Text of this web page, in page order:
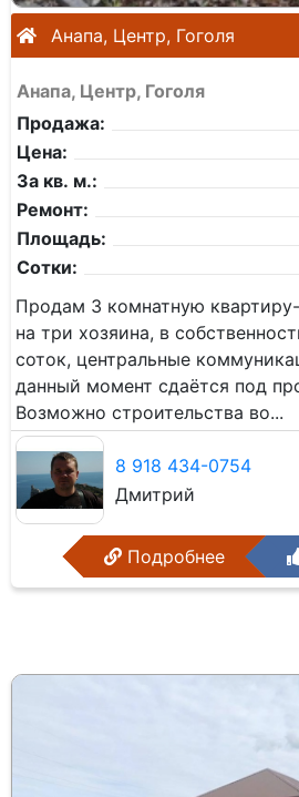
Анапа, Центр, Гоголя
Анапа, Центр, Гоголя
Продажа:
Цена:
За кв. м.:
Ремонт:
Площадь:
Сотки:
Продам 3 комнатную
на три хозяина, в
соток, центральные
данный момент сдаётся под
Возможно строительства во...
8 918 434-0754
Дмитрий
Подробнее